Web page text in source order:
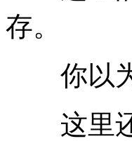
存。
你以为
这里还